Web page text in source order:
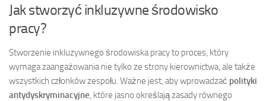
Jak stworzyć inkluzywne środowisko
pracy?
Stworzenie inkluzywnego środowiska pracy to proces, który
wymaga zaangażowania nie tylko ze strony kierownictwa, ale także
wszystkich członków zespołu. Ważne jest, aby wprowadzać polityki
antydyskryminacyjne, które jasno określają zasady równego